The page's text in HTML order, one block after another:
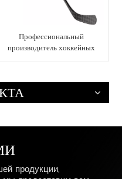
Профессиональный
производитель хоккейных
OEM/ODM
продукции,